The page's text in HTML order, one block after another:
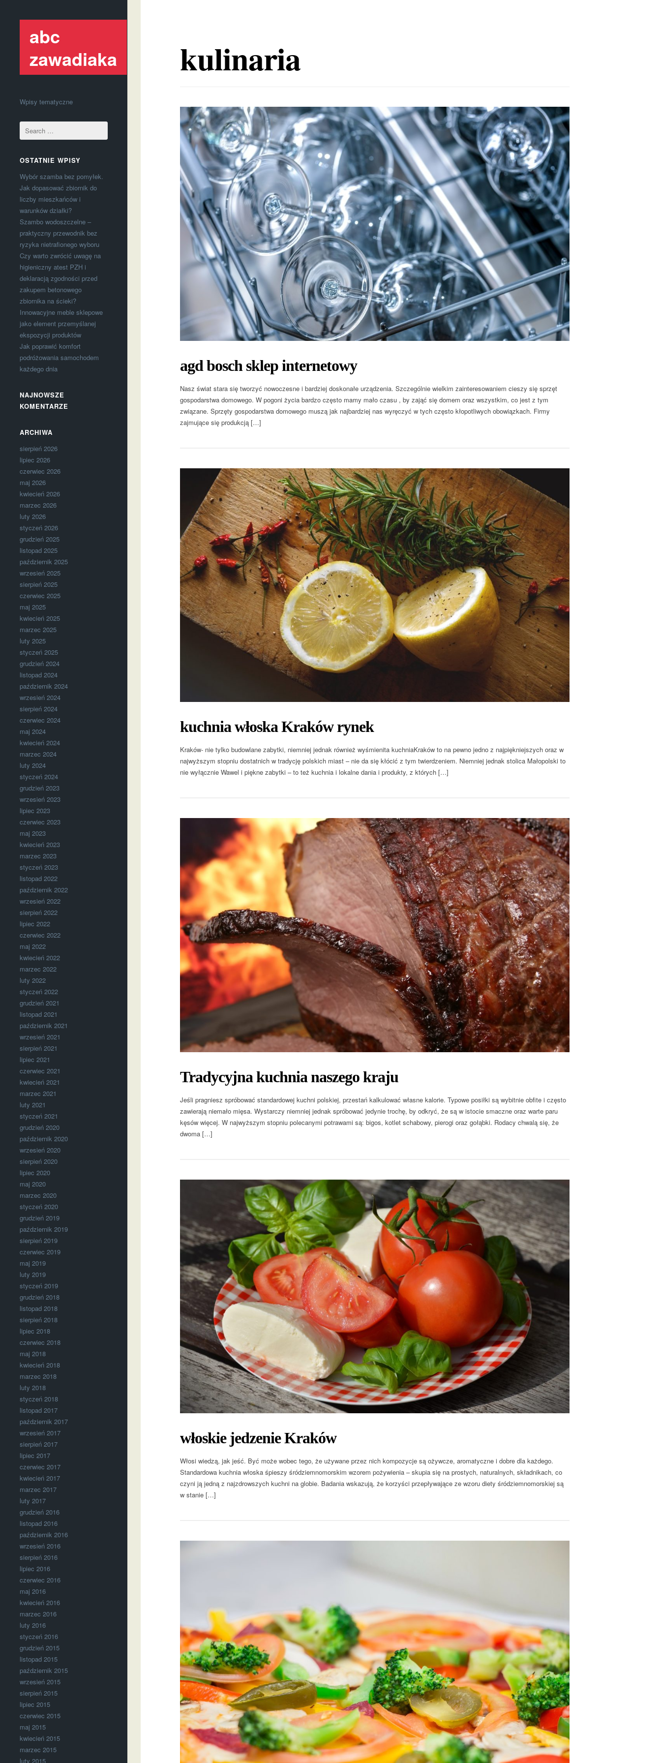
abc
zawadiaka
Wpisy tematyczne
OSTATNIE WPISY
Wybór szamba bez pomyłek.
Jak dopasować zbiornik do
liczby mieszkańców i
warunków działki?
Szambo wodoszczelne –
praktyczny przewodnik bez
ryzyka nietrafionego wyboru
Czy warto zwrócić uwagę na
higieniczny atest PZH i
deklaracją zgodności przed
zakupem betonowego
zbiornika na ścieki?
Innowacyjne meble sklepowe
jako element przemyślanej
ekspozycji produktów
Jak poprawić komfort
podróżowania samochodem
każdego dnia
NAJNOWSZE
KOMENTARZE
ARCHIWA
sierpień 2026
lipiec 2026
czerwiec 2026
maj 2026
kwiecień 2026
marzec 2026
luty 2026
styczeń 2026
grudzień 2025
listopad 2025
październik 2025
wrzesień 2025
sierpień 2025
czerwiec 2025
maj 2025
kwiecień 2025
marzec 2025
luty 2025
styczeń 2025
grudzień 2024
listopad 2024
październik 2024
wrzesień 2024
sierpień 2024
czerwiec 2024
maj 2024
kwiecień 2024
marzec 2024
luty 2024
styczeń 2024
grudzień 2023
wrzesień 2023
lipiec 2023
czerwiec 2023
maj 2023
kwiecień 2023
marzec 2023
styczeń 2023
listopad 2022
październik 2022
wrzesień 2022
sierpień 2022
lipiec 2022
czerwiec 2022
maj 2022
kwiecień 2022
marzec 2022
luty 2022
styczeń 2022
grudzień 2021
listopad 2021
październik 2021
wrzesień 2021
sierpień 2021
lipiec 2021
czerwiec 2021
kwiecień 2021
marzec 2021
luty 2021
styczeń 2021
grudzień 2020
październik 2020
wrzesień 2020
sierpień 2020
lipiec 2020
maj 2020
marzec 2020
styczeń 2020
grudzień 2019
październik 2019
sierpień 2019
czerwiec 2019
maj 2019
luty 2019
styczeń 2019
grudzień 2018
listopad 2018
sierpień 2018
lipiec 2018
czerwiec 2018
maj 2018
kwiecień 2018
marzec 2018
luty 2018
styczeń 2018
listopad 2017
październik 2017
wrzesień 2017
sierpień 2017
lipiec 2017
czerwiec 2017
kwiecień 2017
marzec 2017
luty 2017
grudzień 2016
listopad 2016
październik 2016
wrzesień 2016
sierpień 2016
lipiec 2016
czerwiec 2016
maj 2016
kwiecień 2016
marzec 2016
luty 2016
styczeń 2016
grudzień 2015
listopad 2015
październik 2015
wrzesień 2015
sierpień 2015
lipiec 2015
czerwiec 2015
maj 2015
kwiecień 2015
marzec 2015
luty 2015
kulinaria
agd bosch sklep internetowy
Nasz świat stara się tworzyć nowoczesne i bardziej doskonałe urządzenia. Szczególnie wielkim zainteresowaniem cieszy się sprzęt
gospodarstwa domowego. W pogoni życia bardzo często mamy mało czasu , by zająć się domem oraz wszystkim, co jest z tym
związane. Sprzęty gospodarstwa domowego muszą jak najbardziej nas wyręczyć w tych często kłopotliwych obowiązkach. Firmy
zajmujące się produkcją […]
kuchnia włoska Kraków rynek
Kraków- nie tylko budowlane zabytki, niemniej jednak również wyśmienita kuchniaKraków to na pewno jedno z najpiękniejszych oraz w
najwyższym stopniu dostatnich w tradycję polskich miast – nie da się kłócić z tym twierdzeniem. Niemniej jednak stolica Małopolski to
nie wyłącznie Wawel i piękne zabytki – to też kuchnia i lokalne dania i produkty, z których […]
Tradycyjna kuchnia naszego kraju
Jeśli pragniesz spróbować standardowej kuchni polskiej, przestań kalkulować własne kalorie. Typowe posiłki są wybitnie obfite i często
zawierają niemało mięsa. Wystarczy niemniej jednak spróbować jedynie trochę, by odkryć, że są w istocie smaczne oraz warte paru
kęsów więcej. W najwyższym stopniu polecanymi potrawami są: bigos, kotlet schabowy, pierogi oraz gołąbki. Rodacy chwalą się, że
dwoma […]
włoskie jedzenie Kraków
Włosi wiedzą, jak jeść. Być może wobec tego, że używane przez nich kompozycje są ożywcze, aromatyczne i dobre dla każdego.
Standardowa kuchnia włoska śpieszy śródziemnomorskim wzorem pożywienia – skupia się na prostych, naturalnych, składnikach, co
czyni ją jedną z najzdrowszych kuchni na globie. Badania wskazują, że korzyści przepływające ze wzoru diety śródziemnomorskiej są
w stanie […]